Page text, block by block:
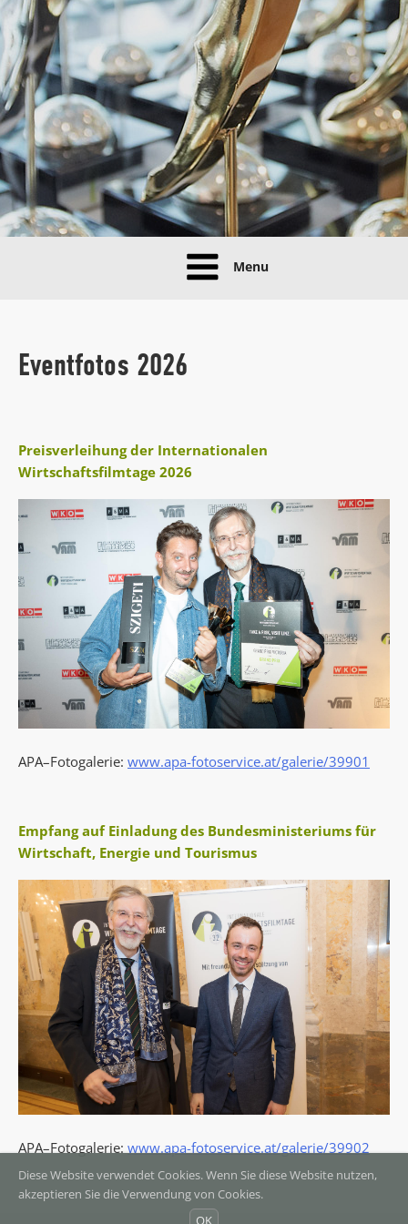
Menu
Eventfotos 2026
Preisverleihung der Internationalen
Wirtschaftsfilmtage 2026
APA–Fotogalerie: www.apa-fotoservice.at/galerie/39901
Empfang auf Einladung des Bundesministeriums für
Wirtschaft, Energie und Tourismus
APA–Fotogalerie: www.apa-fotoservice.at/galerie/39902
Diese Website verwendet Cookies. Wenn Sie diese Website nutzen,
akzeptieren Sie die Verwendung von Cookies.
OK